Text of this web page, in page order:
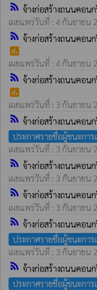
rss_feed จ้างก่อสร้างถนนคอน
เผยแพร่วันที่ : 4 กันยายน
rss_feed จ้างก่อสร้างถนนคอน
poll
เผยแพร่วันที่ : 4 กันยายน
rss_feed จ้างก่อสร้างถนนคอน
poll
เผยแพร่วันที่ : 3 กันยายน
rss_feed จ้างก่อสร้างถนนคอน
ประกาศรายชื่อผู้ชนะการ
เผยแพร่วันที่ : 3 กันยายน
rss_feed จ้างก่อสร้างถนนคอน
เผยแพร่วันที่ : 3 กันยายน
rss_feed จ้างก่อสร้างถนนคอน
เผยแพร่วันที่ : 3 กันยายน
rss_feed จ้างก่อสร้างถนนคอน
ประกาศรายชื่อผู้ชนะการ
เผยแพร่วันที่ : 3 กันยายน
rss_feed จ้างก่อสร้างถนนคอน
ประกาศรายชื่อผู้ชนะการ